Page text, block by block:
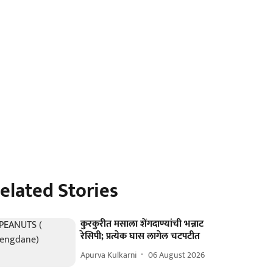
Stories
कुरकुरीत मसाला शेंगदाण्यांची भन्नाट
रेसिपी; प्रत्येक घास लागेल चटपटीत
Apurva Kulkarni 06 August 2026